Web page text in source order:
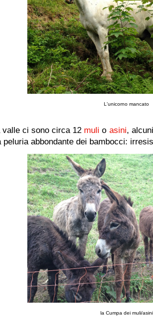
L'unicorno mancato
valle ci sono circa 12 mulio asini,
peluria abbondante dei bambocci:
la Cumpa dei muli/asini